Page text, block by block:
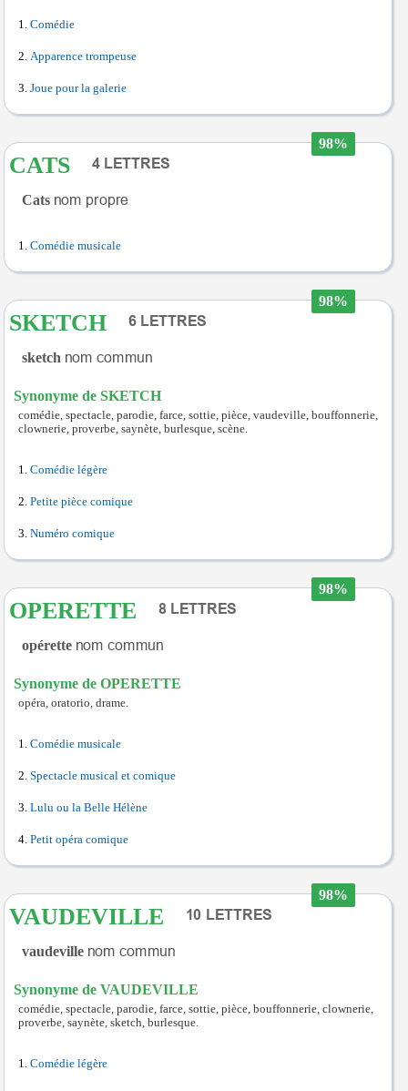
Comédie
Apparence trompeuse
Joue pour la galerie
98%
CATS
Cats
Comédie musicale
98%
SKETCH
sketch
Synonyme de SKETCH
comédie, spectacle, parodie, farce, sottie, pièce, vaudeville, bouffonnerie,
clownerie, proverbe, saynète, burlesque, scène.
Comédie légère
Petite pièce comique
Numéro comique
98%
OPERETTE
opérette
Synonyme de OPERETTE
opéra, oratorio, drame.
Comédie musicale
Spectacle musical et comique
Lulu ou la Belle Hélène
Petit opéra comique
98%
VAUDEVILLE
vaudeville
Synonyme de VAUDEVILLE
comédie, spectacle, parodie, farce, sottie, pièce, bouffonnerie, clownerie,
proverbe, saynète, sketch, burlesque.
Comédie légère